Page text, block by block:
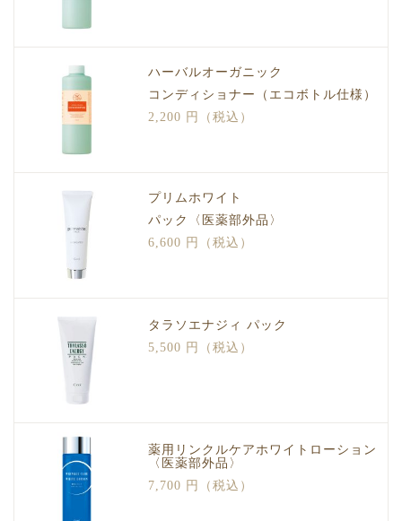
ハーバルオーガニック
コンディショナー（エコボトル仕様）
2,200 円（税込）
プリムホワイト
パック〈医薬部外品〉
6,600 円（税込）
タラソエナジィ パック
5,500 円（税込）
薬用リンクルケアホワイトローション
〈医薬部外品〉
7,700 円（税込）